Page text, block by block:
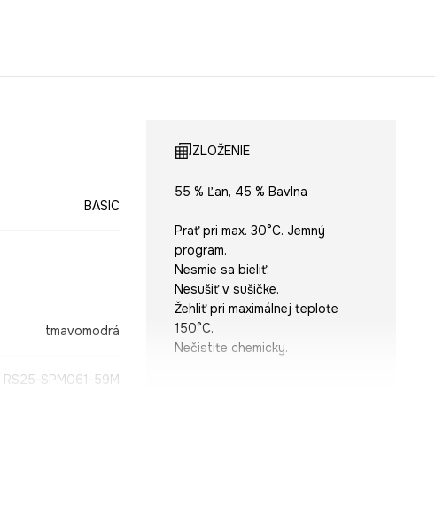
BASIC
tmavomodrá
RS25-SPM061-59M
ZLOŽENIE
55 % Ľan, 45 % Bavlna
Prať pri max. 30°C. Jemný
program.
Nesmie sa bieliť.
Nesušiť v sušičke.
Žehliť pri maximálnej teplote
150°C.
Nečistite chemicky.